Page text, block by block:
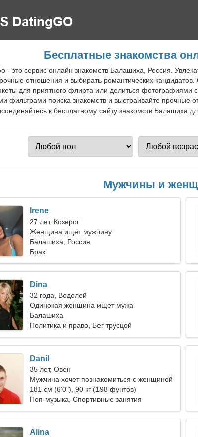
Бесплатные знакомства
- это сервис онлайн знакомств Балашиха, Россия.
отношения и выбирать романтических
для приятного флирта или делиться
фильтрами поиска знакомств и выстраивайте
к бесплатному сайту знакомств Балашиха
Мужчины и
Irene
27 лет, Козерог
Женщина ищет мужчину
Балашиха, Россия
Брак
Dina
32 года, Водолей
Одинокая женщина ищет мужа
Балашиха
Политика и право, Бег трусцой
Danil
35 лет, Овен
Мужчина хочет познакомиться с женщиной
28-31
181 см (6'0"), 90 кг (198 фунтов)
Поп-музыка, Спортивные занятия
Alina